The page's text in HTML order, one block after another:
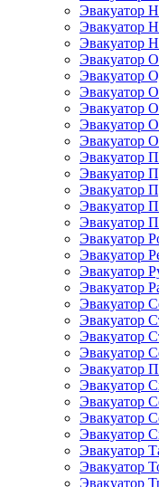
Эвакуатор
Эвакуатор
Эвакуатор
Эвакуатор
Эвакуатор
Эвакуатор
Эвакуатор
Эвакуатор
Эвакуатор
Эвакуатор
Эвакуатор
Эвакуатор
Эвакуатор
Эвакуатор
Эвакуатор
Эвакуатор
Эвакуатор
Эвакуатор
Эвакуатор
Эвакуатор
Эвакуатор
Эвакуатор
Эвакуатор
Эвакуатор
Эвакуатор
Эвакуатор
Эвакуатор
Эвакуатор
Эвакуатор
Эвакуатор